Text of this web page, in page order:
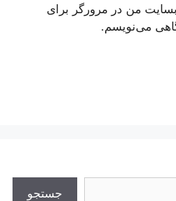
من در مرورگر برای
می‌نویسم.
جستجو